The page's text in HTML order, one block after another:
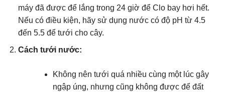
máy đã được để lắng trong 24 giờ để Clo bay hơi hết.
Nếu có điều kiện, hãy sử dụng nước có độ pH từ 4.5
đến 5.5 để tưới cho cây.
Cách tưới nước:
Không nên tưới quá nhiều cùng một lúc gây
ngập úng, nhưng cũng không được để đất